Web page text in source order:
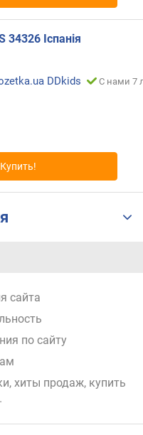
34326 Іспанія
DDkids С нами 7
Купить!
сайта
по сайту
хиты продаж, купить
.